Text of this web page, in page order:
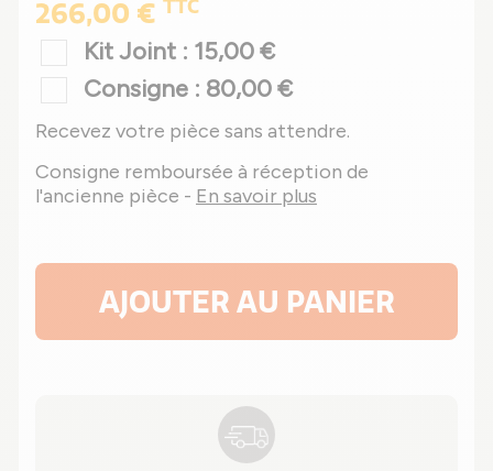
266,00 € TTC
Kit Joint : 15,00 €
Consigne : 80,00 €
Recevez votre pièce sans attendre.
Consigne remboursée à réception de
l'ancienne pièce - En savoir plus
AJOUTER AU PANIER